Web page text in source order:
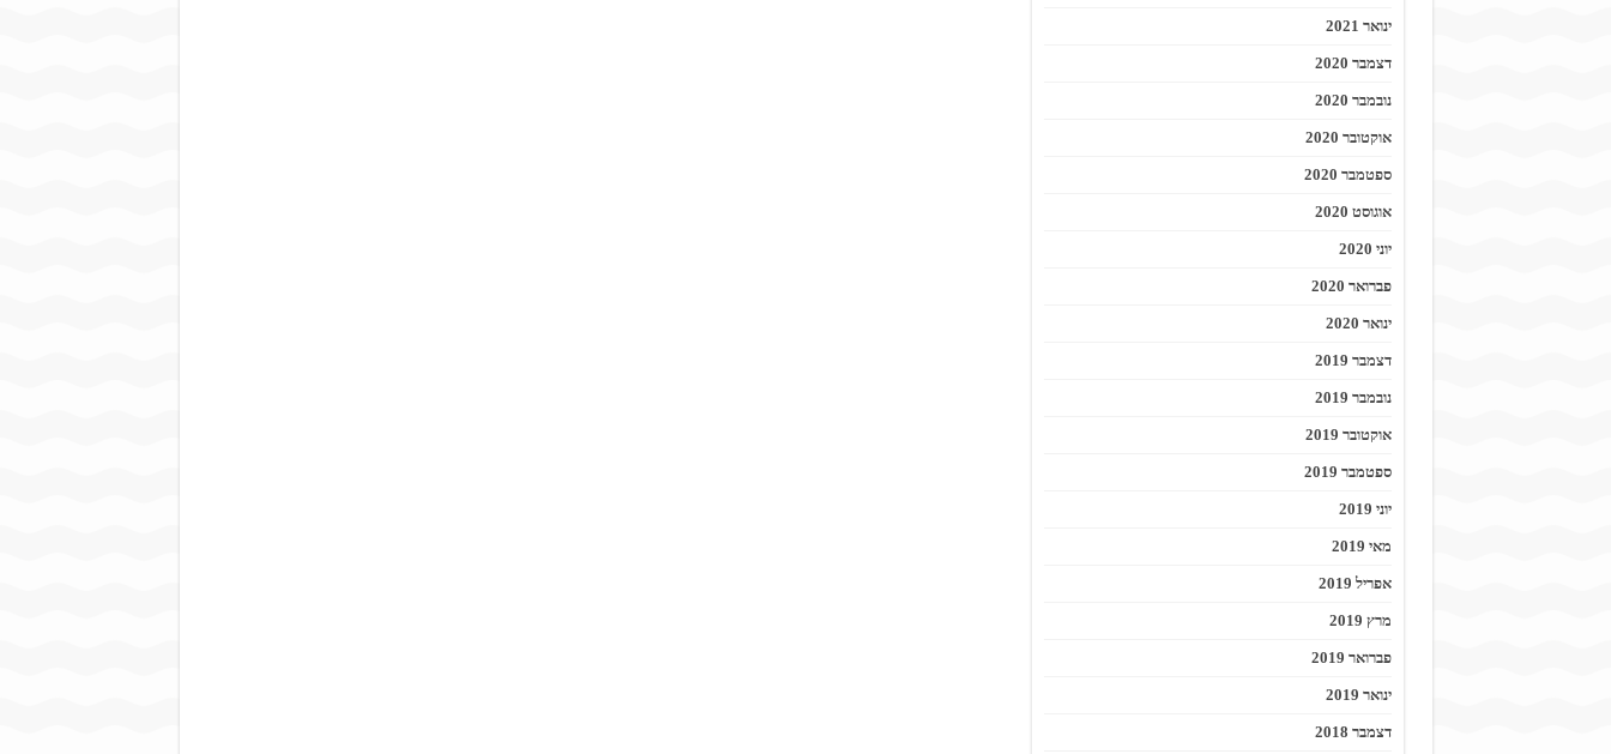
ינואר 2021
דצמבר 2020
נובמבר 2020
אוקטובר 2020
ספטמבר 2020
אוגוסט 2020
יוני 2020
פברואר 2020
ינואר 2020
דצמבר 2019
נובמבר 2019
אוקטובר 2019
ספטמבר 2019
יוני 2019
מאי 2019
אפריל 2019
מרץ 2019
פברואר 2019
ינואר 2019
דצמבר 2018